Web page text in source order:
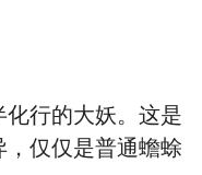
行的大妖。这是
仅仅是普通蟾蜍